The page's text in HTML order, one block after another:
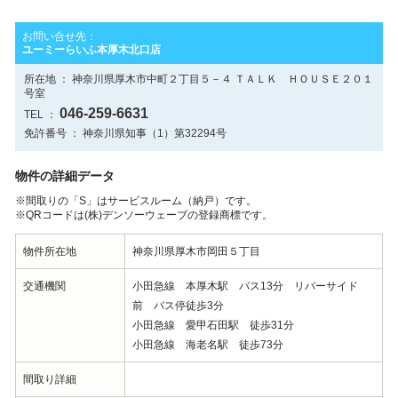
お問い合せ先：
ユーミーらいふ本厚木北口店
所在地 ： 神奈川県厚木市中町２丁目５－４ ＴＡＬＫ ＨＯＵＳＥ２０１
号室
TEL ：046-259-6631
免許番号 ： 神奈川県知事（1）第32294号
物件の詳細データ
※間取りの「S」はサービスルーム（納戸）です。
※QRコードは(株)デンソーウェーブの登録商標です。
物件所在地 神奈川県厚木市岡田５丁目
交通機関
小田急線 本厚木駅 バス13分 リバーサイド
前 バス停徒歩3分
小田急線 愛甲石田駅 徒歩31分
小田急線 海老名駅 徒歩73分
間取り詳細